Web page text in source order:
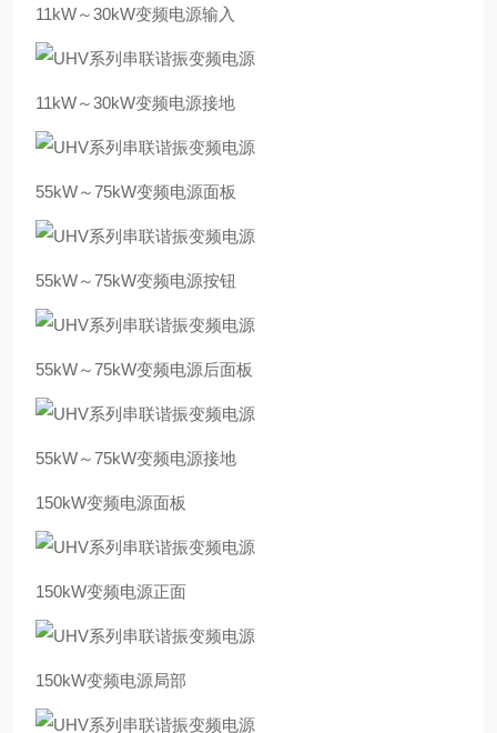
11kW～30kW变频电源输入
11kW～30kW变频电源接地
55kW～75kW变频电源面板
55kW～75kW变频电源按钮
55kW～75kW变频电源后面板
55kW～75kW变频电源接地
150kW变频电源面板
150kW变频电源正面
150kW变频电源局部